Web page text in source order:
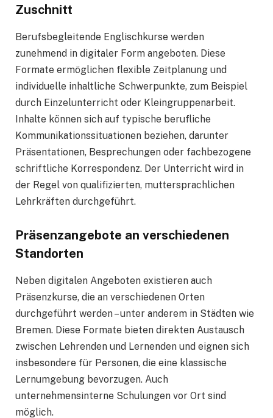
Zuschnitt
Berufsbegleitende Englischkurse werden
zunehmend in digitaler Form angeboten. Diese
Formate ermöglichen flexible Zeitplanung und
individuelle inhaltliche Schwerpunkte, zum Beispiel
durch Einzelunterricht oder Kleingruppenarbeit.
Inhalte können sich auf typische berufliche
Kommunikationssituationen beziehen, darunter
Präsentationen, Besprechungen oder fachbezogene
schriftliche Korrespondenz. Der Unterricht wird in
der Regel von qualifizierten, muttersprachlichen
Lehrkräften durchgeführt.
Präsenzangebote an verschiedenen
Standorten
Neben digitalen Angeboten existieren auch
Präsenzkurse, die an verschiedenen Orten
durchgeführt werden – unter anderem in Städten wie
Bremen. Diese Formate bieten direkten Austausch
zwischen Lehrenden und Lernenden und eignen sich
insbesondere für Personen, die eine klassische
Lernumgebung bevorzugen. Auch
unternehmensinterne Schulungen vor Ort sind
möglich.